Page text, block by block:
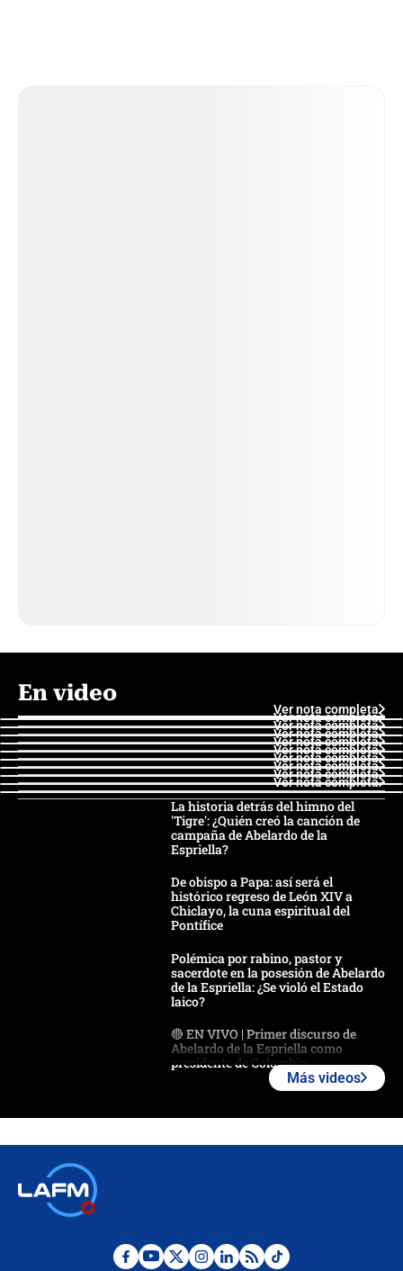
En video
Ver nota completa
Ver nota completa
Ver nota completa
Ver nota completa
Ver nota completa
Ver nota completa
Ver nota completa
Ver nota completa
Ver nota completa
Ver nota completa
La historia detrás del himno del
'Tigre': ¿Quién creó la canción de
campaña de Abelardo de la
Espriella?
De obispo a Papa: así será el
histórico regreso de León XIV a
Chiclayo, la cuna espiritual del
Pontífice
Polémica por rabino, pastor y
sacerdote en la posesión de Abelardo
de la Espriella: ¿Se violó el Estado
laico?
🔴 EN VIVO | Primer discurso de
Abelardo de la Espriella como
presidente de Colombia
Desde dermatitis hasta infecciones:
Más videos